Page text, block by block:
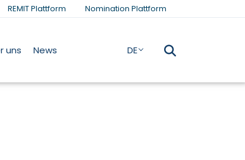
REMIT Plattform Nomination Plattform
uns News DE